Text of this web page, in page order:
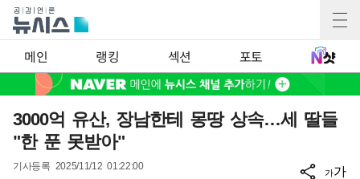
메인 랭킹 섹션 포토
3000억 유산, 장남한테 몽땅 상속…세 딸들
"한 푼 못받아"
기사등록 2025/11/12 01:22:00
가가